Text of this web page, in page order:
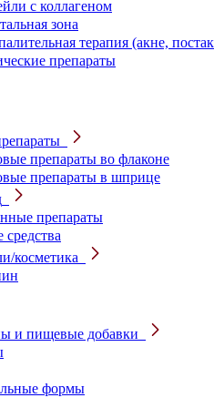
с коллагеном
зона
терапия (акне,
препараты
препараты во флаконе
препараты в шприце
препараты
косметика
и пищевые добавки
формы